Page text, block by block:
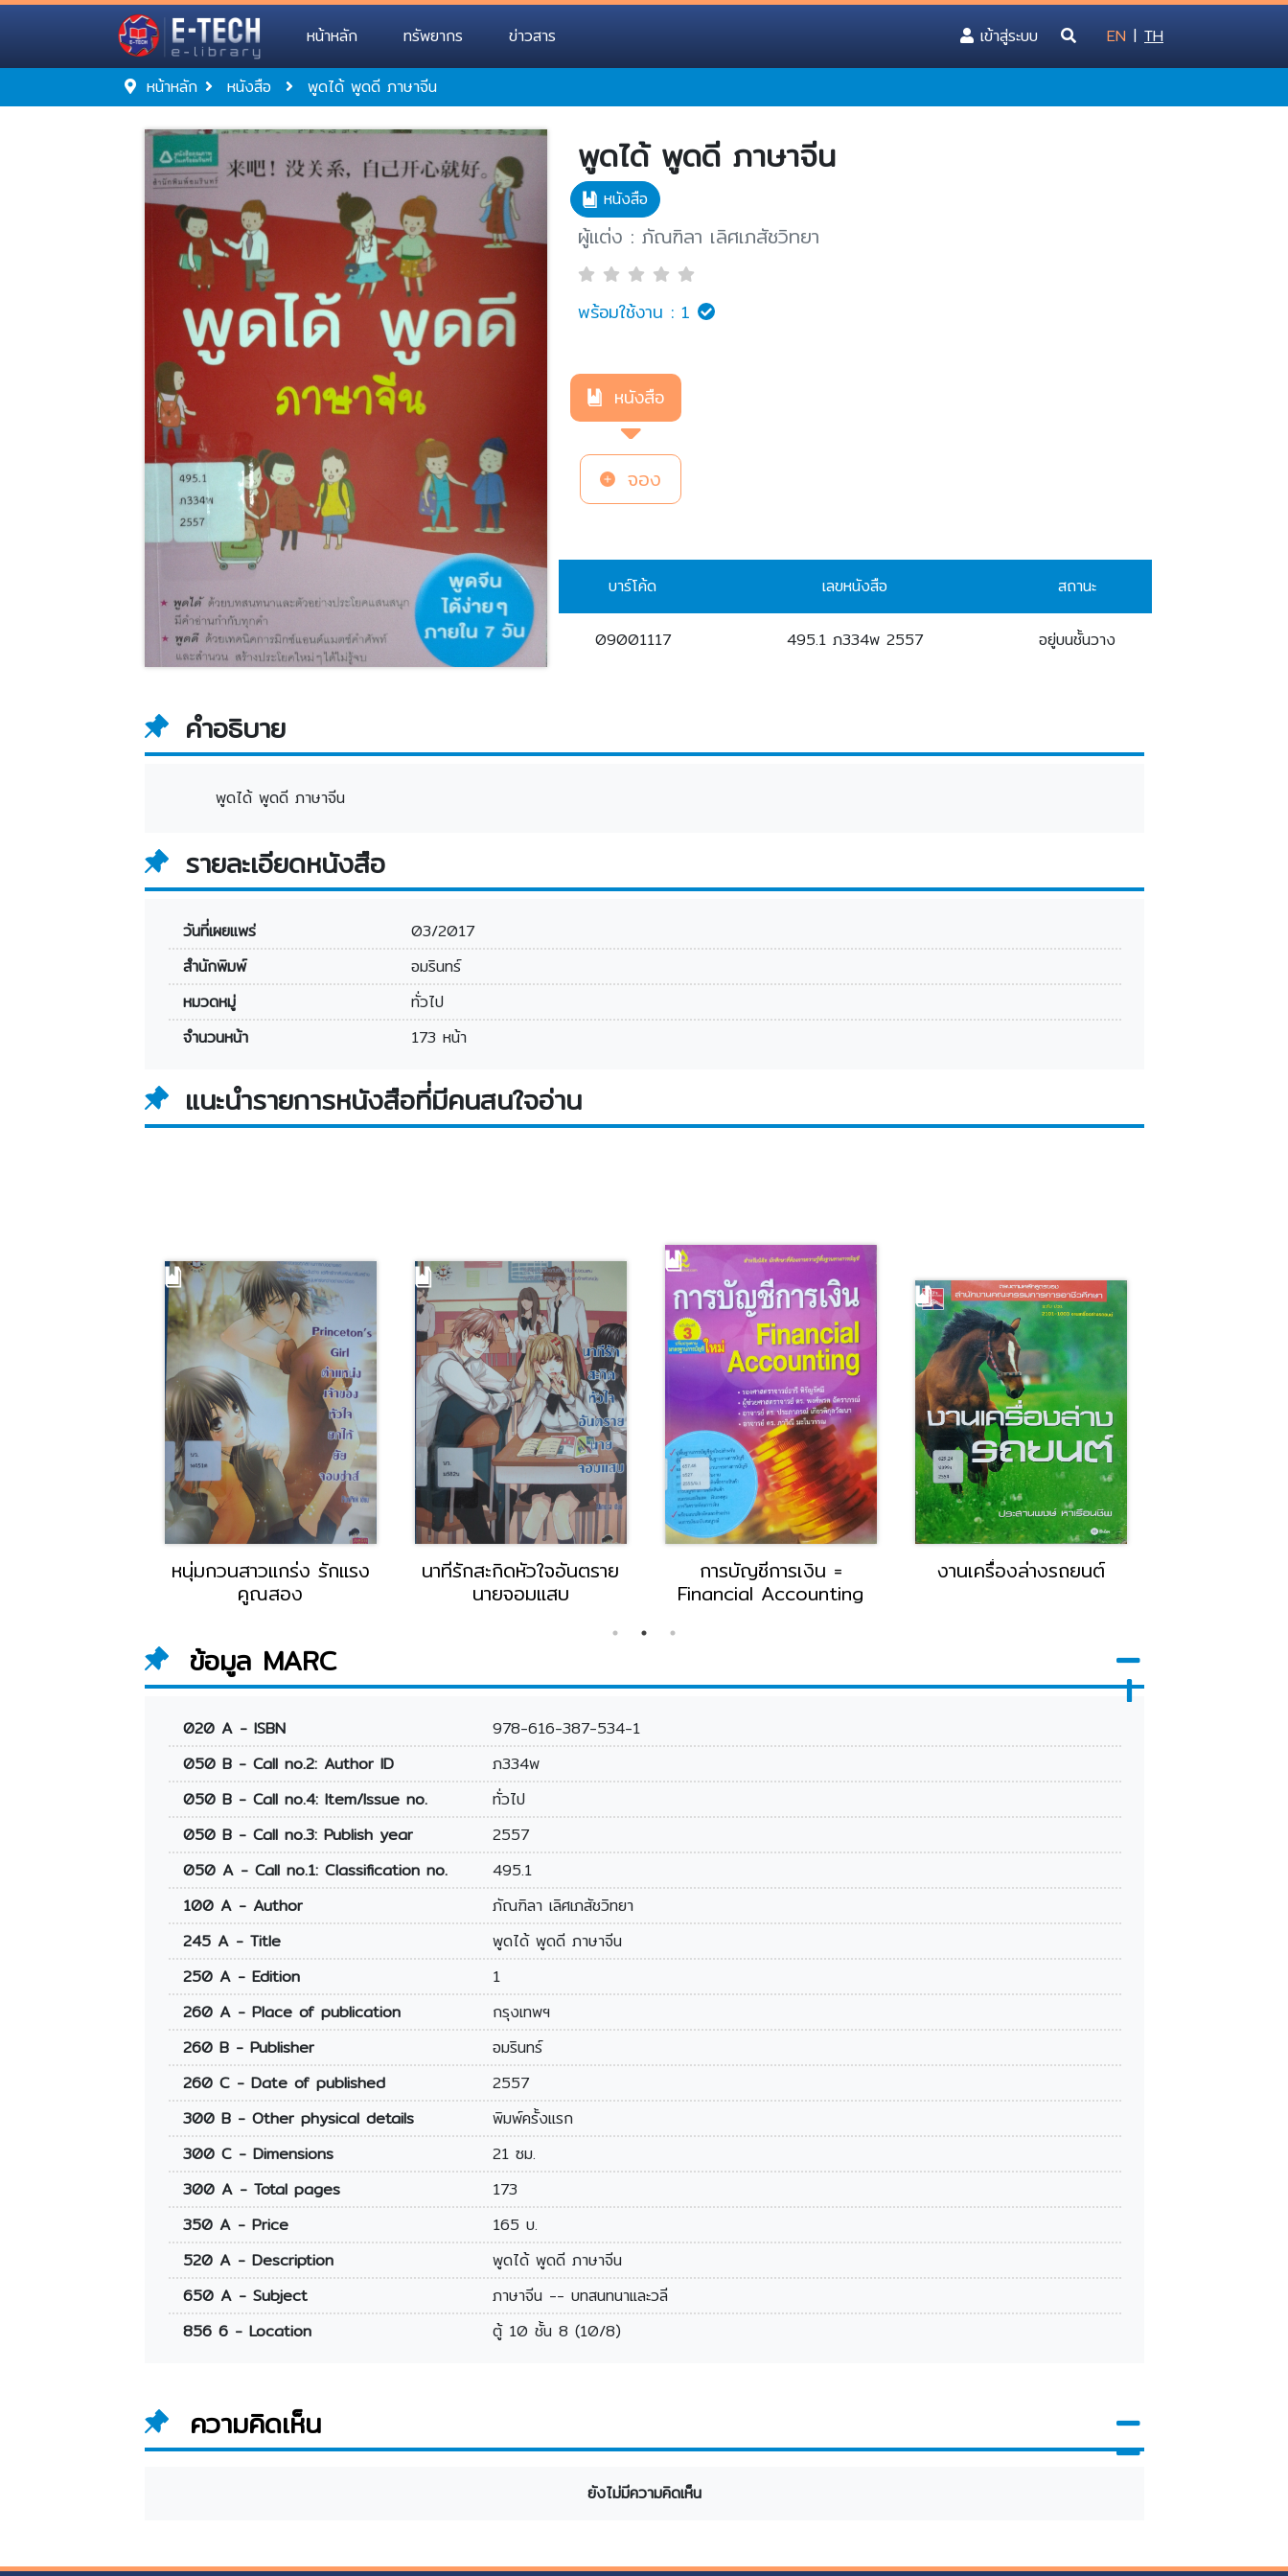
หน้าหลัก ทรัพยากร ข่าวสาร เข้าสู่ระบบ(current) EN | TH
หน้าหลัก หนังสือ พูดได้ พูดดี ภาษาจีน
พูดได้ พูดดี ภาษาจีน
หนังสือ
ผู้แต่ง : ภัณฑิลา เลิศเภสัชวิทยา
พร้อมใช้งาน : 1
หนังสือ
จอง
บาร์โค้ด เลขหนังสือ สถานะ
09001117 495.1 ภ334พ 2557 อยู่บนชั้นวาง
คำอธิบาย
พูดได้ พูดดี ภาษาจีน
รายละเอียดหนังสือ
วันที่เผยแพร่
03/2017
สำนักพิมพ์
อมรินทร์
หมวดหมู่
ทั่วไป
จำนวนหน้า
173 หน้า
แนะนำรายการหนังสือที่มีคนสนใจอ่าน
หนุ่มกวนสาวแกร่ง รักแรง
คูณสอง
นาทีรักสะกิดหัวใจอันตราย
นายจอมแสบ
การบัญชีการเงิน =
Financial Accounting
งานเครื่องล่างรถยนต์
ข้อมูล MARC
020 A - ISBN
978-616-387-534-1
050 B - Call no.2: Author ID
ภ334พ
050 B - Call no.4: Item/Issue no.
ทั่วไป
050 B - Call no.3: Publish year
2557
050 A - Call no.1: Classification no.
495.1
100 A - Author
ภัณฑิลา เลิศเภสัชวิทยา
245 A - Title
พูดได้ พูดดี ภาษาจีน
250 A - Edition
1
260 A - Place of publication
กรุงเทพฯ
260 B - Publisher
อมรินทร์
260 C - Date of published
2557
300 B - Other physical details
พิมพ์ครั้งแรก
300 C - Dimensions
21 ซม.
300 A - Total pages
173
350 A - Price
165 บ.
520 A - Description
พูดได้ พูดดี ภาษาจีน
650 A - Subject
ภาษาจีน -- บทสนทนาและวลี
856 6 - Location
ตู้ 10 ชั้น 8 (10/8)
ความคิดเห็น
ยังไม่มีความคิดเห็น